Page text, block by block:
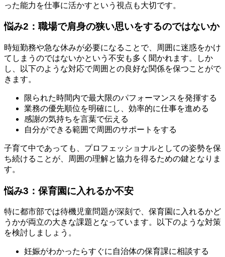
った能力を仕事に活かすという視点も大切です。
悩み2：職場で肩身の狭い思いをするのではないか
時短勤務や急な休みが必要になることで、周囲に迷惑をかけ
てしまうのではないかという不安も多く聞かれます。しか
し、以下のような対応で周囲との良好な関係を保つことがで
きます。
限られた時間内で最大限のパフォーマンスを発揮する
業務の優先順位を明確にし、効率的に仕事を進める
感謝の気持ちを言葉で伝える
自分ができる範囲で周囲のサポートをする
子育て中であっても、プロフェッショナルとしての姿勢を保
ち続けることが、周囲の理解と協力を得るための鍵となりま
す。
悩み3：保育園に入れるか不安
特に都市部では待機児童問題が深刻で、保育園に入れるかど
うかが両立の大きな課題となっています。以下のような対策
を検討しましょう。
妊娠がわかったらすぐに自治体の保育課に相談する